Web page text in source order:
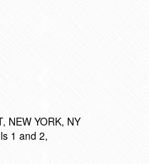
NEW YORK, NY
1 and 2,